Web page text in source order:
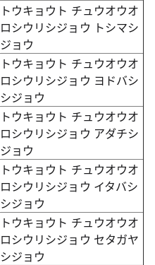
トウキョウト チュウオウオ
ロシウリシジョウ トシマシ
ジョウ
トウキョウト チュウオウオ
ロシウリシジョウ ヨドバシ
シジョウ
トウキョウト チュウオウオ
ロシウリシジョウ アダチシ
ジョウ
トウキョウト チュウオウオ
ロシウリシジョウ イタバシ
シジョウ
トウキョウト チュウオウオ
ロシウリシジョウ セタガヤ
シジョウ